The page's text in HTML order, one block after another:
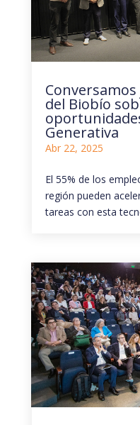
del Biobío
Generativa
Abr 22, 2025
El 55% de los
región pueden
tareas con esta